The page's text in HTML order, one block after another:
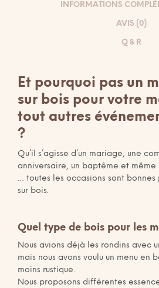
INFORMATIONS
AVIS (0)
Q & R
Et pourquoi pas un
sur bois pour votre
tout autres
?
Qu’il s’agisse d’un mariage, une
anniversaire, un baptême et
… toutes les occasions sont bonnes
sur bois.
Quel type de bois pour les
Nous avions déjà les rondins avec
mais nous avons voulu un menu en
moins rustique.
Nous proposons différentes